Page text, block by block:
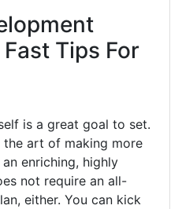
Tips For
is a great goal to set.
the art of making more
enriching, highly
not require an all-
either. You can kick